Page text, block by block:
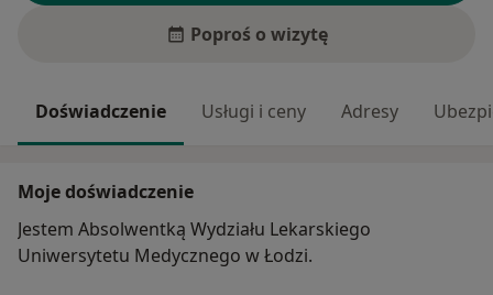
Poproś o wizytę
Doświadczenie Usługi i ceny Adresy
Moje doświadczenie
Jestem Absolwentką Wydziału Lekarskiego
Uniwersytetu Medycznego w Łodzi.